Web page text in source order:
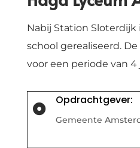
Nabij Station
school gerealiseerd.
voor een periode van 4

Opdrachtgever:
Gemeente